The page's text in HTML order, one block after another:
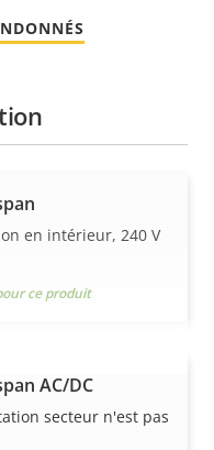
en intérieur, 240 V
ce produit
AC/DC
secteur n'est pas